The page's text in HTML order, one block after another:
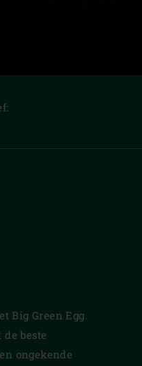
Big Green Egg.
beste
ongekende